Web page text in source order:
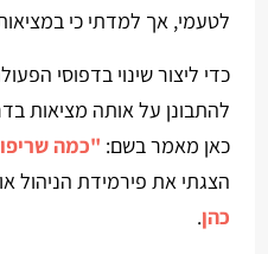
לטעמי, אך למדתי כי במציאות
כדי ליצור שינוי בדפוסי
להתבונן על אותה מציאות
כאן מאמר בשם: "כמה
הצגתי את פירמידת הניהול
כהן.